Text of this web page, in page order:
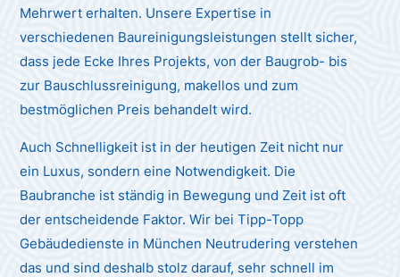
Mehrwert erhalten. Unsere Expertise in
verschiedenen Baureinigungsleistungen stellt sicher,
dass jede Ecke Ihres Projekts, von der Baugrob- bis
zur Bauschlussreinigung, makellos und zum
bestmöglichen Preis behandelt wird.
Auch Schnelligkeit ist in der heutigen Zeit nicht nur
ein Luxus, sondern eine Notwendigkeit. Die
Baubranche ist ständig in Bewegung und Zeit ist oft
der entscheidende Faktor. Wir bei Tipp-Topp
Gebäudedienste in München Neutrudering verstehen
das und sind deshalb stolz darauf, sehr schnell im